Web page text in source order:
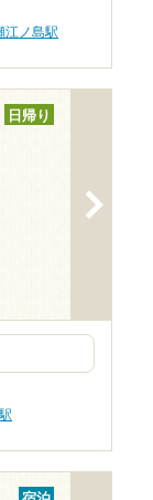
江ノ島駅
日帰り